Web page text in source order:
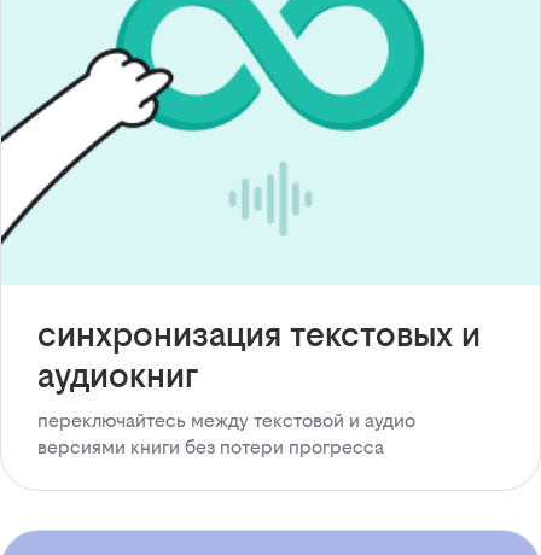
синхронизация текстовых и
аудиокниг
переключайтесь между текстовой и аудио
версиями книги без потери прогресса